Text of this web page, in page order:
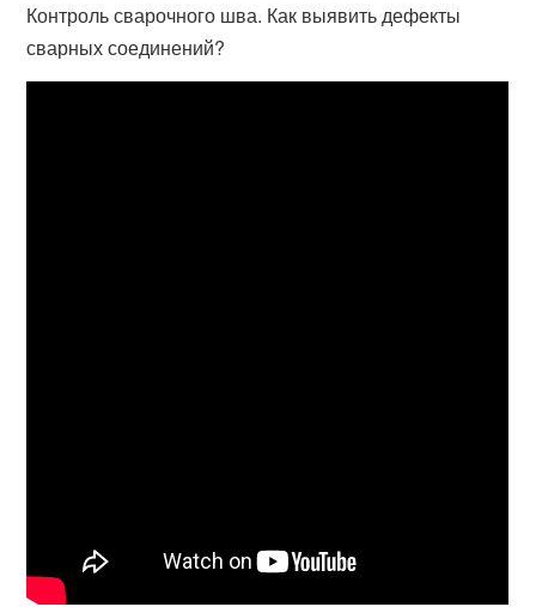
Контроль сварочного шва. Как выявить дефекты
сварных соединений?